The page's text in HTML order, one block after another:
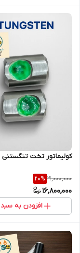
کولیماتور تخت تنگستنی
21,000,000
20%
16,800,000
افزودن به سبد